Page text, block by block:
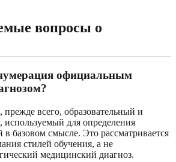
вопросы о
официальным
всего, образовательный и
для определения
базовом смысле. Это рассматривается
стилей обучения, а не
медицинский диагноз.